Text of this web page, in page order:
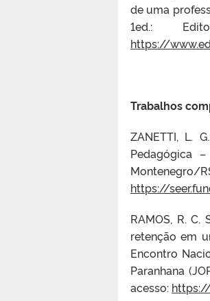
de uma
1ed.:
https://
Trabalhos
ZANETTI, L.
Pedagógica
https://
RAMOS, R.
retenção em
Encontro
Paranhana
acesso: